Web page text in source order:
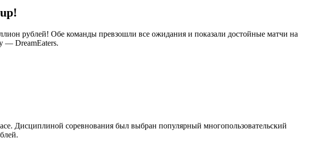
рублей! Обе команды превзошли все ожидания и показали достойные матчи на
— DreamEaters.
Дисциплиной соревнования был выбран популярный многопользовательский